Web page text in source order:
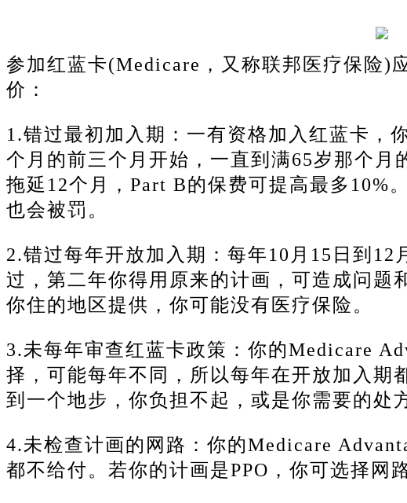
参加红蓝卡(Medicare，又称联邦医疗保险)
价：
1.错过最初加入期：一有资格加入红蓝卡，
个月的前三个月开始，一直到满65岁那个月
拖延12个月，Part B的保费可提高最多10%。
也会被罚。
2.错过每年开放加入期：每年10月15日到
过，第二年你得用原来的计画，可造成问题
你住的地区提供，你可能没有医疗保险。
3.未每年审查红蓝卡政策：你的Medicare
择，可能每年不同，所以每年在开放加入期
到一个地步，你负担不起，或是你需要的处
4.未检查计画的网路：你的Medicare
都不给付。 若你的计画是PPO，你可选择网